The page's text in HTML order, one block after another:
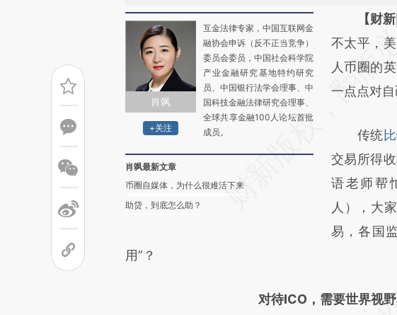
肖飒
+关注
互金法律专家，中国互联网金
融协会申诉（反不正当竞争）
委员会委员，中国社会科学院
产业金融研究基地特约研究
员、中国银行法学会理事、中
国科技金融法律研究会理事、
全球共享金融100人论坛首批
成员。
肖飒最新文章
币圈自媒体，为什么很难活下来
助贷，到底怎么助？
请务必在
AI
[https://
(https://
财新观点
比对和校
【财
不太平，
人币圈的
一点点对
传统
交易所得
语老师帮
人），大
易，各国
用”？
对待ICO，需要世界视